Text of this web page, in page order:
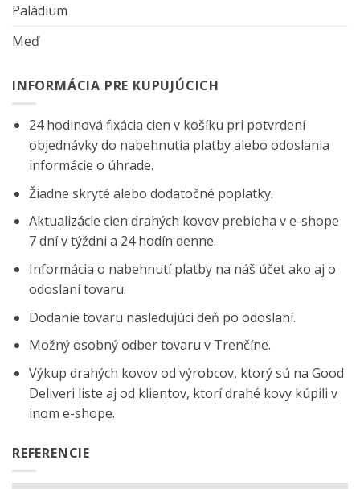
Paládium
Meď
INFORMÁCIA PRE KUPUJÚCICH
24 hodinová fixácia cien v košíku pri potvrdení
objednávky do nabehnutia platby alebo odoslania
informácie o úhrade.
Žiadne skryté alebo dodatočné poplatky.
Aktualizácie cien drahých kovov prebieha v e-shope
7 dní v týždni a 24 hodín denne.
Informácia o nabehnutí platby na náš účet ako aj o
odoslaní tovaru.
Dodanie tovaru nasledujúci deň po odoslaní.
Možný osobný odber tovaru v Trenčíne.
Výkup drahých kovov od výrobcov, ktorý sú na Good
Deliveri liste aj od klientov, ktorí drahé kovy kúpili v
inom e-shope.
REFERENCIE